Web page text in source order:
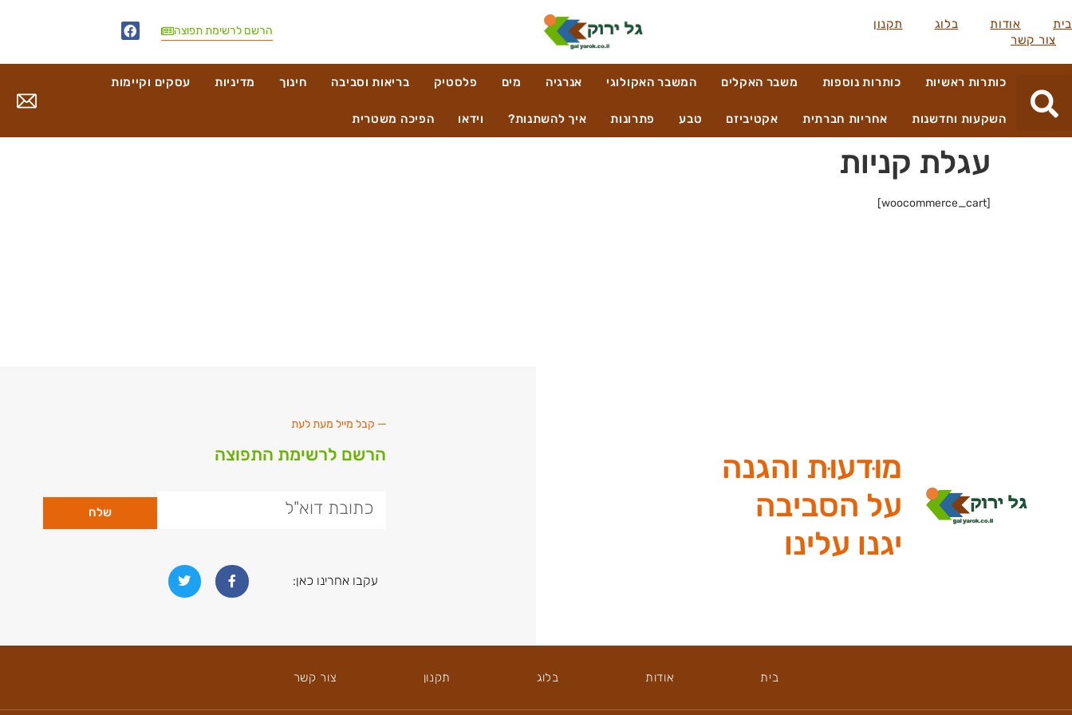
בית אודות בלוג
תקנון
צור קשר
הרשם לרשימת תפוצה
כותרות ראשיות כותרות נוספות משבר האקלים המשבר האקולוגי אנרגיה מים פלסטיק בריאות וסביבה חינוך מדיניות עסקים וקיימות
השקעות וחדשנות אחריות חברתית אקטיביזם טבע פתרונות איך להשתנות? וידאו הפיכה משטרית
עגלת קניות
[woocommerce_cart]
מוּדעוּת והגנה
על הסביבה
יגנו עלינו
קבל מייל מעת לעת
הרשם לרשימת התפוצה
שלח
עקבו אחרינו כאן:
בית אודות בלוג תקנון צור קשר